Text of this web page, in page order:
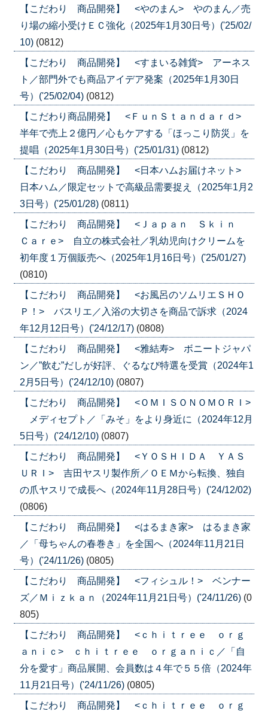
【こだわり 商品開発】 <やのまん> やのまん／売
り場の縮小受けＥＣ強化（2025年1月30日号）('25/02/
10) (0812)
【こだわり 商品開発】 <すまいる雑貨> アーネス
ト／部門外でも商品アイデア発案（2025年1月30日
号）('25/02/04) (0812)
【こだわり商品開発】 <ＦｕｎＳｔａｎｄａｒｄ>
半年で売上２億円／心もケアする「ほっこり防災」を
提唱（2025年1月30日号）('25/01/31) (0812)
【こだわり 商品開発】 <日本ハムお届けネット>
日本ハム／限定セットで高級品需要捉え（2025年1月2
3日号）('25/01/28) (0811)
【こだわり 商品開発】 <Ｊａｐａｎ Ｓｋｉｎ
Ｃａｒｅ> 自立の株式会社／乳幼児向けクリームを
初年度１万個販売へ（2025年1月16日号）('25/01/27)
(0810)
【こだわり 商品開発】 <お風呂のソムリエＳＨＯ
Ｐ！> バスリエ／入浴の大切さを商品で訴求（2024
年12月12日号）('24/12/17) (0808)
【こだわり 商品開発】 <雅結寿> ボニートジャパ
ン／”飲む”だしが好評、ぐるなび特選を受賞（2024年1
2月5日号）('24/12/10) (0807)
【こだわり 商品開発】 <ＯＭＩＳＯＮＯＭＯＲＩ>
メディセプト／「みそ」をより身近に（2024年12月
5日号）('24/12/10) (0807)
【こだわり 商品開発】 <ＹＯＳＨＩＤＡ ＹＡＳ
ＵＲＩ> 吉田ヤスリ製作所／ＯＥＭから転換、独自
の爪ヤスリで成長へ（2024年11月28日号）('24/12/02)
(0806)
【こだわり 商品開発】 <はるまき家> はるまき家
／「母ちゃんの春巻き」を全国へ（2024年11月21日
号）('24/11/26) (0805)
【こだわり 商品開発】 <フィシュル！> ベンナー
ズ／Ｍｉｚｋａｎ（2024年11月21日号）('24/11/26) (0
805)
【こだわり 商品開発】 <ｃｈｉｔｒｅｅ ｏｒｇ
ａｎｉｃ> ｃｈｉｔｒｅｅ ｏｒｇａｎｉｃ／「自
分を愛す」商品展開、会員数は４年で５５倍（2024年
11月21日号）('24/11/26) (0805)
【こだわり 商品開発】 <ｃｈｉｔｒｅｅ ｏｒｇ